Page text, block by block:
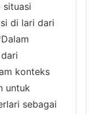
situasi
di lari dari
konteks
untuk
sebagai